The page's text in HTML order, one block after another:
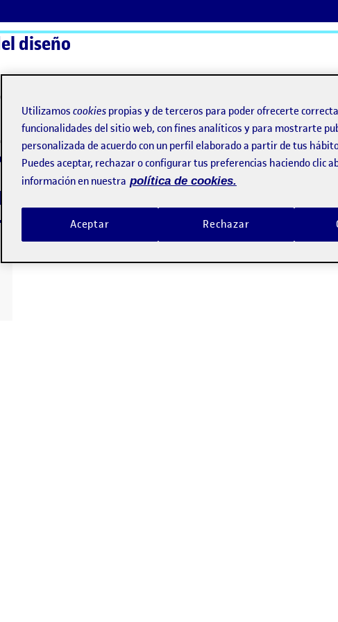
diseño
ActiFolios
Martinez
Martinez
el diseño
Utilizamos cookies propias y de terceros para poder ofrecerte
funcionalidades del sitio web, con fines analíticos y para mostrarte
personalizada de acuerdo con un perfil elaborado a partir de tus
Puedes aceptar, rechazar o configurar tus preferencias haciendo clic
información en nuestra política de cookies.
Rechazar
Aceptar